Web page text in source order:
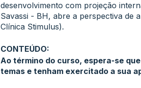
desenvolvimento com projeção
Savassi - BH, abre a perspectiva de
Clínica Stimulus).
CONTEÚDO:
Ao término do curso, espera-se
temas e tenham exercitado a sua